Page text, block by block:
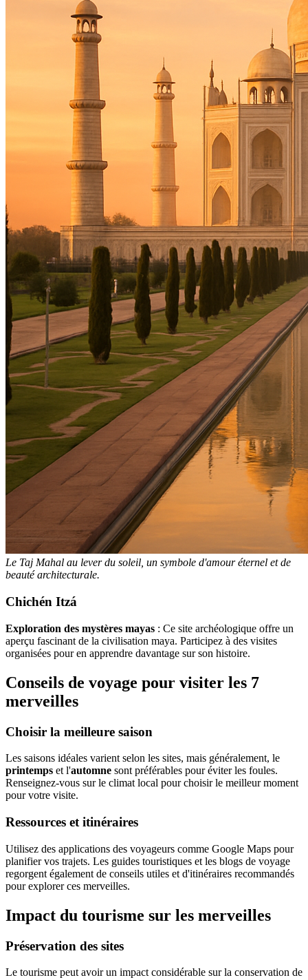
Le Taj Mahal au lever du soleil, un symbole d'amour éternel et de
beauté architecturale.
Chichén Itzá
Exploration des mystères mayas : Ce site archéologique offre un
aperçu fascinant de la civilisation maya. Participez à des visites
organisées pour en apprendre davantage sur son histoire.
Conseils de voyage pour visiter les 7
merveilles
Choisir la meilleure saison
Les saisons idéales varient selon les sites, mais généralement, le
printemps et l'automne sont préférables pour éviter les foules.
Renseignez-vous sur le climat local pour choisir le meilleur moment
pour votre visite.
Ressources et itinéraires
Utilisez des applications des voyageurs comme Google Maps pour
planifier vos trajets. Les guides touristiques et les blogs de voyage
regorgent également de conseils utiles et d'itinéraires recommandés
pour explorer ces merveilles.
Impact du tourisme sur les merveilles
Préservation des sites
Le tourisme peut avoir un impact considérable sur la conservation de